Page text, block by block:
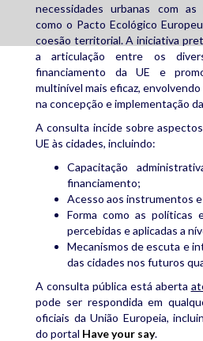
necessidades urbanas com as
como o Pacto Ecológico
coesão territorial. A iniciativa
a articulação entre os
financiamento da UE e
multinível mais eficaz,
na concepção e implementação
A consulta incide sobre
UE às cidades, incluindo:
Capacitação
financiamento;
Acesso aos instrumentos
Forma como as políticas
percebidas e aplicadas a
Mecanismos de escuta e
das cidades nos futuros
A consulta pública está aberta
pode ser respondida em
oficiais da União Europeia,
do portal Have your say.